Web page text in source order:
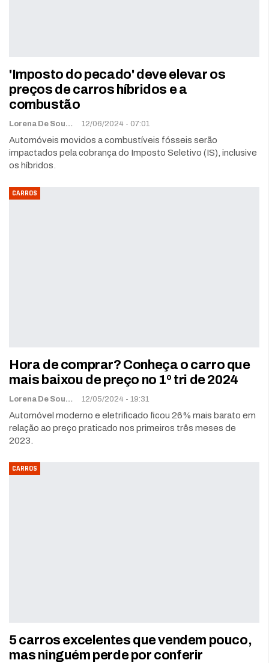
'Imposto do pecado' deve elevar os
preços de carros híbridos e a
combustão
Lorena De Sousa 12/06/2024 - 07:01
Automóveis movidos a combustíveis fósseis serão
impactados pela cobrança do Imposto Seletivo (IS), inclusive
os híbridos.
CARROS
Hora de comprar? Conheça o carro que
mais baixou de preço no 1º tri de 2024
Lorena De Sousa 12/05/2024 - 19:31
Automóvel moderno e eletrificado ficou 26% mais barato em
relação ao preço praticado nos primeiros três meses de
2023.
CARROS
5 carros excelentes que vendem pouco,
mas ninguém perde por conferir